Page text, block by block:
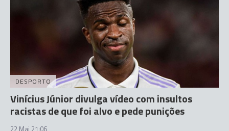
DESPORTO
Vinícius Júnior divulga vídeo com insultos
racistas de que foi alvo e pede punições
22 Mai 21:06